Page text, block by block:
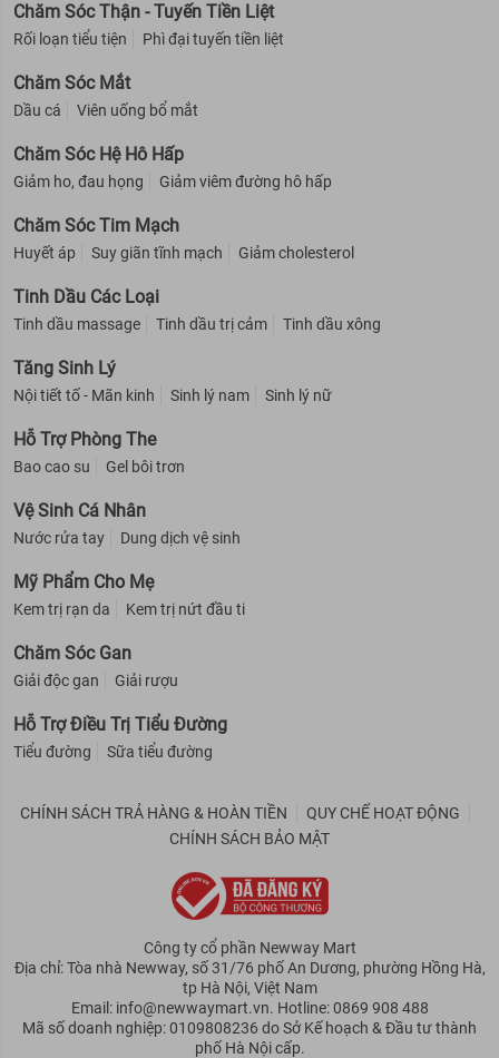
Chăm Sóc Thận - Tuyến Tiền Liệt
Rối loạn tiểu tiện Phì đại tuyến tiền liệt
Chăm Sóc Mắt
Dầu cá Viên uống bổ mắt
Chăm Sóc Hệ Hô Hấp
Giảm ho, đau họng Giảm viêm đường hô hấp
Chăm Sóc Tim Mạch
Huyết áp Suy giãn tĩnh mạch Giảm cholesterol
Tinh Dầu Các Loại
Tinh dầu massage Tinh dầu trị cảm Tinh dầu xông
Tăng Sinh Lý
Nội tiết tố - Mãn kinh Sinh lý nam Sinh lý nữ
Hỗ Trợ Phòng The
Bao cao su Gel bôi trơn
Vệ Sinh Cá Nhân
Nước rửa tay Dung dịch vệ sinh
Mỹ Phẩm Cho Mẹ
Kem trị rạn da Kem trị nứt đầu ti
Chăm Sóc Gan
Giải độc gan Giải rượu
Hỗ Trợ Điều Trị Tiểu Đường
Tiểu đường Sữa tiểu đường
CHÍNH SÁCH TRẢ HÀNG & HOÀN TIỀN
QUY CHẾ HOẠT ĐỘNG
CHÍNH SÁCH BẢO MẬT
Công ty cổ phần Newway Mart
Địa chỉ: Tòa nhà Newway, số 31/76 phố An Dương, phường Hồng Hà,
tp Hà Nội, Việt Nam
Email: info@newwaymart.vn. Hotline: 0869 908 488
Mã số doanh nghiệp: 0109808236 do Sở Kế hoạch & Đầu tư thành
phố Hà Nội cấp.